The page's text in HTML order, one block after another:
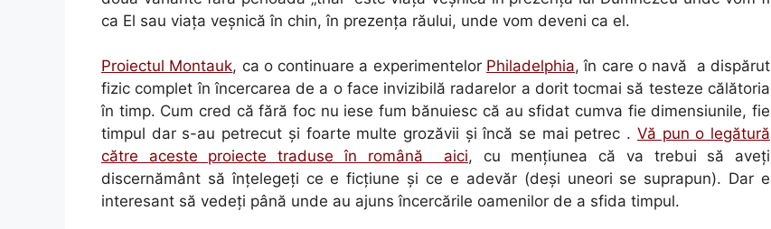
ca El sau viaţa veşnică în chin, în prezenţa răului, unde vom deveni ca el.
Proiectul Montauk, ca o continuare a experimentelor Philadelphia, în care o navă a dispărut
fizic complet în încercarea de a o face invizibilă radarelor a dorit tocmai să testeze călătoria
în timp. Cum cred că fără foc nu iese fum bănuiesc că au sfidat cumva fie dimensiunile, fie
timpul dar s-au petrecut şi foarte multe grozăvii şi încă se mai petrec . Vă pun o legătură
către aceste proiecte traduse în română aici, cu menţiunea că va trebui să aveţi
discernământ să înţelegeţi ce e ficţiune şi ce e adevăr (deşi uneori se suprapun). Dar e
interesant să vedeţi până unde au ajuns încercările oamenilor de a sfida timpul.